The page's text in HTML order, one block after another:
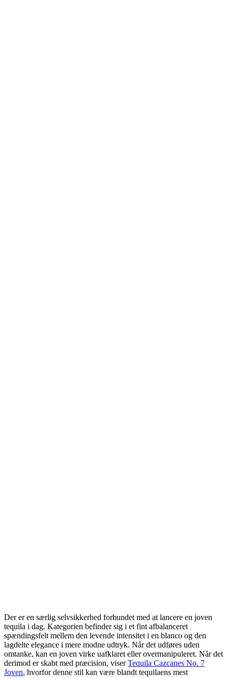
Der er en særlig selvsikkerhed forbundet med at lancere en joven
tequila i dag. Kategorien befinder sig i et fint afbalanceret
spændingsfelt mellem den levende intensitet i en blanco og den
lagdelte elegance i mere modne udtryk. Når det udføres uden
omtanke, kan en joven virke uafklaret eller overmanipuleret. Når det
derimod er skabt med præcision, viserTequila Cazcanes No. 7
Joven, hvorfor denne stil kan være blandt tequilaens mest